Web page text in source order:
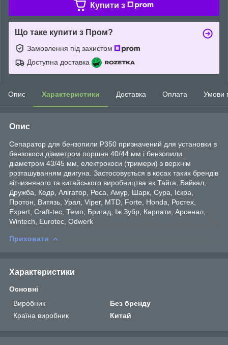
Купити з
Що таке купити з Пром?
Замовлення під захистом
Доступна доставка
Опис Характеристики Доставка Оплата Умови
Опис
Сепаратор для бензопили P350 призначений для установки в
бензокоси діаметром поршня 40/44 мм і бензопили
діаметром 43/45 мм, електрокоси (тримери) з верхнім
розташуванням двигуна. Застосовується в косах таких брендів
вітчизняного та китайського виробництва як Тайга, Байкал,
Дружба, Кедр, Алігатор, Роса, Амур, Шарк, Сура, Іскра,
Протон, Витязь, Урал, Viper, MTD, Forte, Honda, Ростех,
Expert, Craft-tec, Темп, Бригад, Іж Зубр, Карпати, Арсенал,
Wintech, Eurotec, Odwerk
Приховати
Характеристики
Основні
Виробник
Без бренду
Країна виробник
Китай